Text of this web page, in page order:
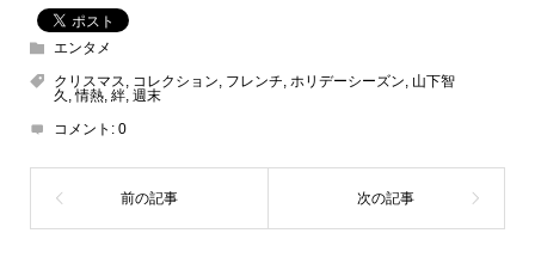
エンタメ
クリスマス, コレクション, フレンチ, ホリデーシーズン, 山下智
久 ,情熱, 絆, 週末
コメント: 0